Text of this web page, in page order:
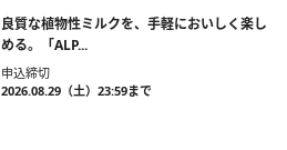
良質な植物性ミルクを、手軽においしく楽し
める。「ALP...
申込締切
2026.08.29（土）23:59まで